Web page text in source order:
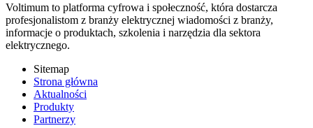
Voltimum to platforma cyfrowa i społeczność, która dostarcza
profesjonalistom z branży elektrycznej wiadomości z branży,
informacje o produktach, szkolenia i narzędzia dla sektora
elektrycznego.
Sitemap
Strona główna
Aktualności
Produkty
Partnerzy